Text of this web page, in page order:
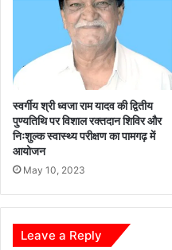
यो
ज
न
या
ई
आ
यो
जि
त
स्वर्गीय श्री ध्वजा राम यादव की द्वितीय
पुण्यतिथि पर विशाल रक्तदान शिविर और
निःशुल्क स्वास्थ्य परीक्षण का पामगढ़ में
आयोजन
May 10, 2023
Leave a Reply